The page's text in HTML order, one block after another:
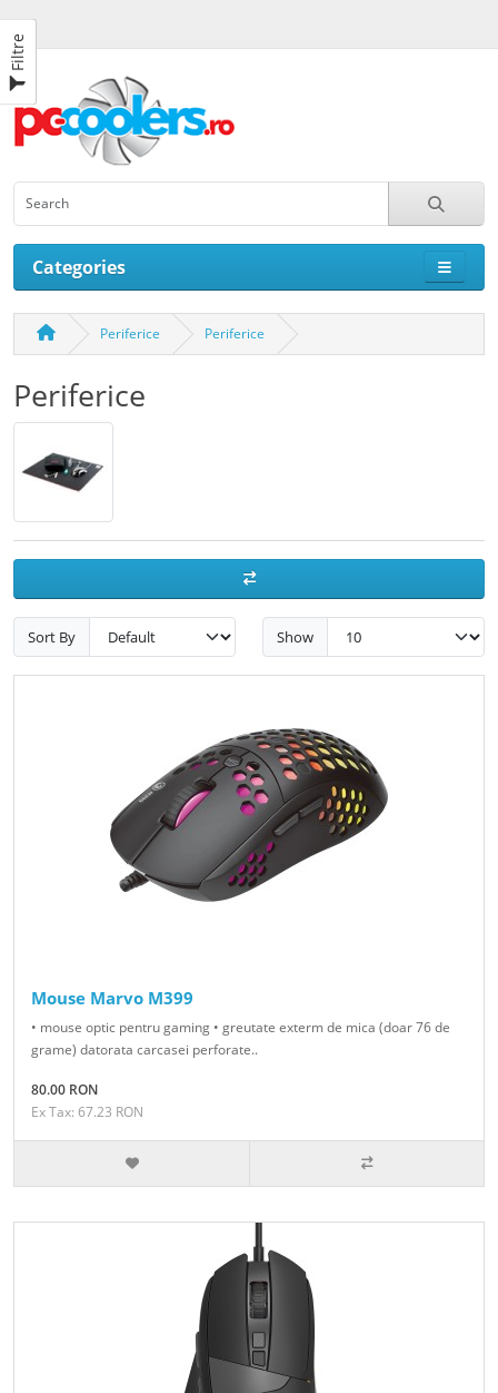
Filtre
Categories
Periferice Periferice
Periferice
Sort By Show
Mouse Marvo M399
• mouse optic pentru gaming • greutate exterm de mica (doar 76 de
grame) datorata carcasei perforate..
80.00 RON
Ex Tax: 67.23 RON